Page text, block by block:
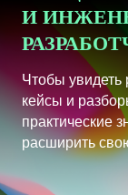
И
Чтобы увидеть
кейсы и
практические
расширить